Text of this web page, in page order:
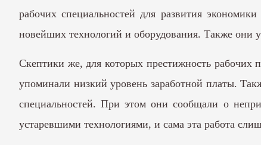
рабочих специальностей для развития
новейших технологий и оборудования. Также они
Скептики же, для которых престижность рабочих
упоминали низкий уровень заработной платы.
специальностей. При этом они сообщали о
устаревшими технологиями, и сама эта работа